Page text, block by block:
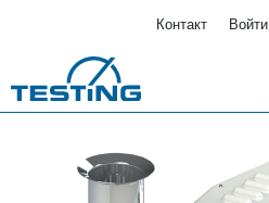
Контакт Войти